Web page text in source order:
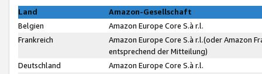
Land
Amazon-Gesellschaft
Belgien
Amazon Europe Core S.à r.l.
Frankreich
Amazon Europe Core S.à r.l.(oder Amazon
entsprechend der Mitteilung)
Deutschland
Amazon Europe Core S.à r.l.